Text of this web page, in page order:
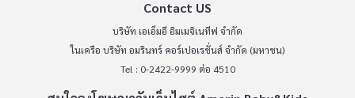
Contact US
บริษัท เอเอ็มอี อิมเมจิเนทีฟ จำกัด
ในเครือ บริษัท อมรินทร์ คอร์เปอเรชั่นส์ จำกัด (มหาชน)
Tel : 0-2422-9999 ต่อ 4510